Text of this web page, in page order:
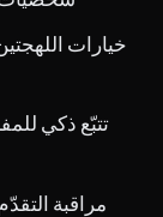
خيارات
تتبّع ذكي
مراقبة